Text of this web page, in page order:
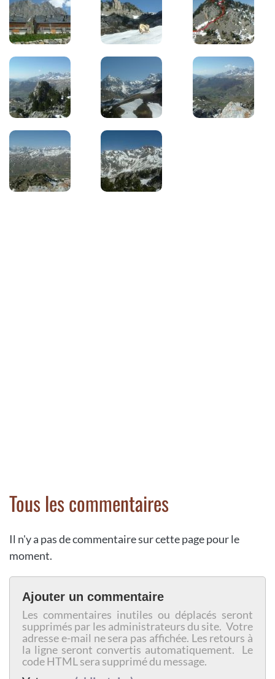
Tous les commentaires
Il n'y a pas de commentaire sur cette page pour le
moment.
Ajouter un commentaire
Les commentaires inutiles ou déplacés seront
supprimés par les administrateurs du site. Votre
adresse e-mail ne sera pas affichée. Les retours à
la ligne seront convertis automatiquement. Le
code HTML sera supprimé du message.